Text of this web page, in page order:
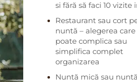
si fără să faci 10 vizite
Restaurant sau cort
nuntă – alegerea
poate complica sau
simplifica complet
organizarea
Nuntă mică sau